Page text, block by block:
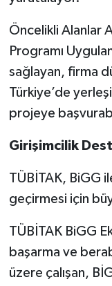
Öncelikli Alanlar
Programı
sağlayan, firma
Türkiye’de
projeye
Girişimcilik
TÜBİTAK, BiGG
geçirmesi için
TÜBİTAK BiGG
başarma ve
üzere çalışan,